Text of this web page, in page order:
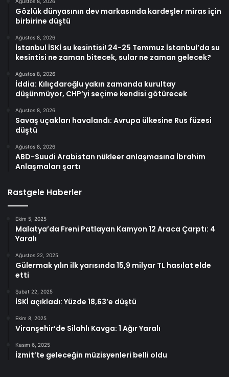
Gözlük dünyasının dev markasında kardeşler miras için
birbirine düştü
Ağustos 8, 2026
İstanbul İSKİ su kesintisi! 24-25 Temmuz İstanbul’da su
kesintisi ne zaman bitecek, sular ne zaman gelecek?
Ağustos 8, 2026
İddia: Kılıçdaroğlu yakın zamanda kurultay
düşünmüyor, CHP’yi seçime kendisi götürecek
Ağustos 8, 2026
Savaş uçakları havalandı: Avrupa ülkesine Rus füzesi
düştü
Ağustos 8, 2026
ABD-Suudi Arabistan nükleer anlaşmasına İbrahim
Anlaşmaları şartı
Rastgele Haberler
Ekim 5, 2025
Malatya’da Freni Patlayan Kamyon 12 Araca Çarptı: 4
Yaralı
Ağustos 22, 2025
Gülermak yılın ilk yarısında 15,9 milyar TL hasılat elde
etti
Şubat 22, 2025
İSKİ açıkladı: Yüzde 18,63’e düştü
Ekim 8, 2025
Viranşehir’de Silahlı Kavga: 1 Ağır Yaralı
Kasım 6, 2025
İzmit’te geleceğin müzisyenleri belli oldu